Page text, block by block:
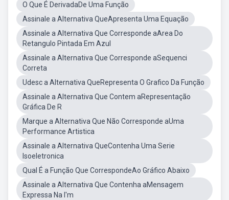
O Que É DerivadaDe Uma Função
Assinale a Alternativa QueApresenta Uma Equação
Assinale a Alternativa Que Corresponde aArea Do
Retangulo Pintada Em Azul
Assinale a Alternativa Que Corresponde aSequenci
Correta
Udesc a Alternativa QueRepresenta O Grafico Da Função
Assinale a Alternativa Que Contem aRepresentação
Gráfica De R
Marque a Alternativa Que Não Corresponde aUma
Performance Artistica
Assinale a Alternativa QueContenha Uma Serie
Isoeletronica
Qual É a Função Que CorrespondeAo Gráfico Abaixo
Assinale a Alternativa Que Contenha aMensagem
Expressa Na I'm